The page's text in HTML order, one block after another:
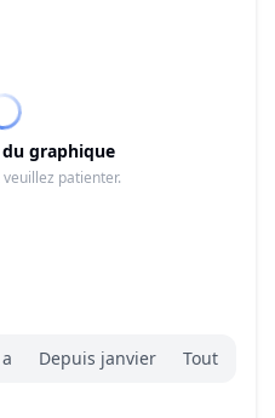
graphique
patienter.
Depuis janvier Tout